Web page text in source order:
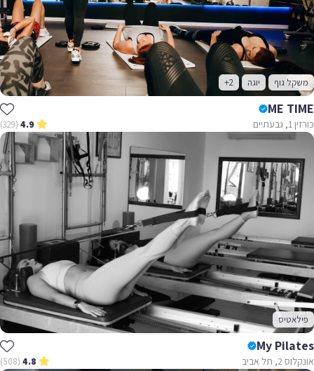
משקל גוף יוגה +2
ME TIME
כורזין 1, גבעתיים 4.9
(329)
פילאטיס
My Pilates
אונקלוס 2, תל אביב 4.8
(508)